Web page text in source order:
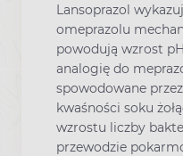
Lansoprazol
omeprazolu
powodują wzrost
analogię do
spowodowane
kwaśności soku
wzrostu liczby
przewodzie